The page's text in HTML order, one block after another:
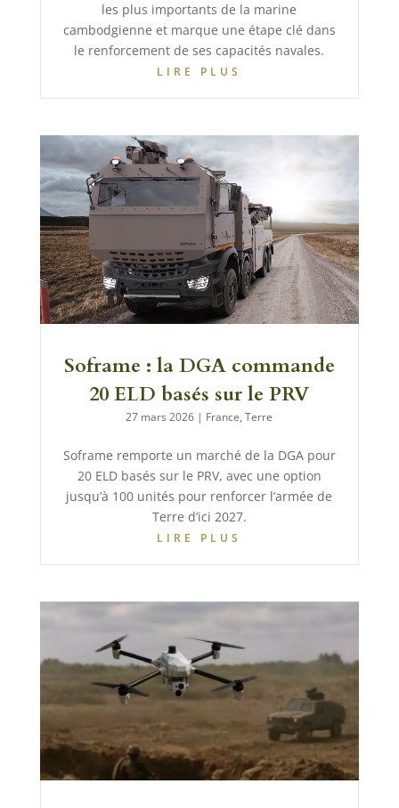
les plus importants de la marine
cambodgienne et marque une étape clé dans
le renforcement de ses capacités navales.
LIRE PLUS
Soframe : la DGA commande
20 ELD basés sur le PRV
27 mars 2026 | France,Terre
Soframe remporte un marché de la DGA pour
20 ELD basés sur le PRV, avec une option
jusqu’à 100 unités pour renforcer l’armée de
Terre d’ici 2027.
LIRE PLUS